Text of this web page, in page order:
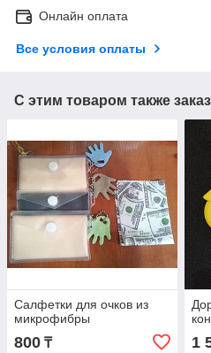
Онлайн оплата
Все условия оплаты
С этим товаром также
Салфетки для очков из
микрофибры
800 ₸ 1